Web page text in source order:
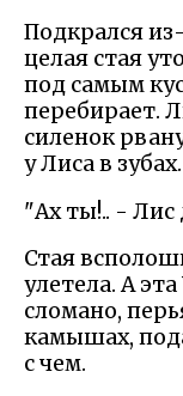
Подкрался
целая стая
под самым
перебирает.
силенок
у Лиса в зубах.
"Ах ты!.. - Лис
Стая
улетела. А
сломано,
камышах,
с чем.